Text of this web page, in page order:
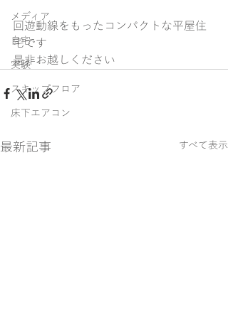
メディア
自宅
実験
スキップフロア
床下エアコン
回遊動線をもったコンパクトな平屋住
宅です
是非お越しください
最新記事 すべて表示